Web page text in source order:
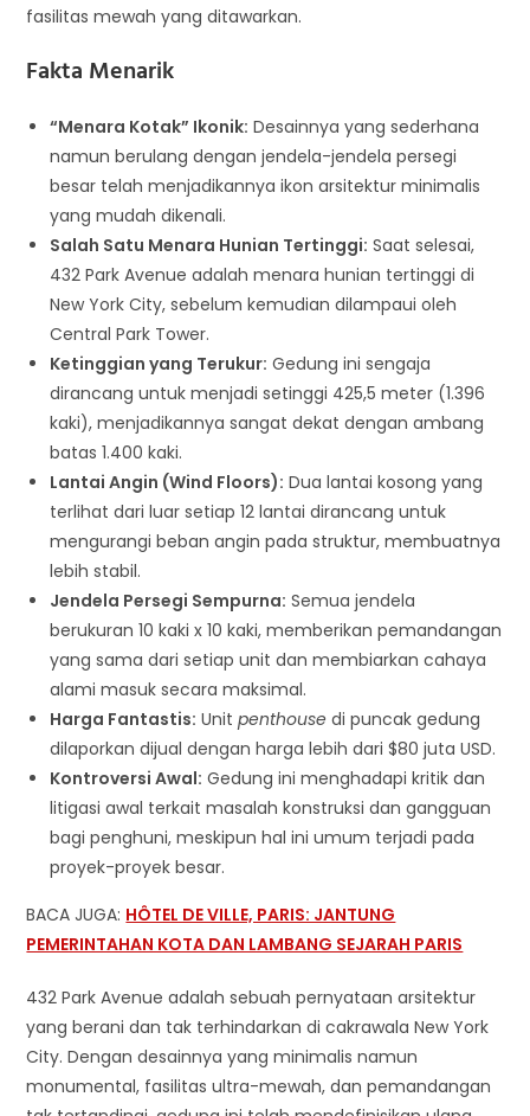
fasilitas mewah yang ditawarkan.
Fakta Menarik
“Menara Kotak” Ikonik: Desainnya yang sederhana
namun berulang dengan jendela-jendela persegi
besar telah menjadikannya ikon arsitektur minimalis
yang mudah dikenali.
Salah Satu Menara Hunian Tertinggi: Saat selesai,
432 Park Avenue adalah menara hunian tertinggi di
New York City, sebelum kemudian dilampaui oleh
Central Park Tower.
Ketinggian yang Terukur: Gedung ini sengaja
dirancang untuk menjadi setinggi 425,5 meter (1.396
kaki), menjadikannya sangat dekat dengan ambang
batas 1.400 kaki.
Lantai Angin (Wind Floors): Dua lantai kosong yang
terlihat dari luar setiap 12 lantai dirancang untuk
mengurangi beban angin pada struktur, membuatnya
lebih stabil.
Jendela Persegi Sempurna: Semua jendela
berukuran 10 kaki x 10 kaki, memberikan pemandangan
yang sama dari setiap unit dan membiarkan cahaya
alami masuk secara maksimal.
Harga Fantastis: Unitpenthouse di puncak gedung
dilaporkan dijual dengan harga lebih dari $80 juta USD.
Kontroversi Awal: Gedung ini menghadapi kritik dan
litigasi awal terkait masalah konstruksi dan gangguan
bagi penghuni, meskipun hal ini umum terjadi pada
proyek-proyek besar.
BACA JUGA: HÔTEL DE VILLE, PARIS: JANTUNG
PEMERINTAHAN KOTA DAN LAMBANG SEJARAH PARIS
432 Park Avenue adalah sebuah pernyataan arsitektur
yang berani dan tak terhindarkan di cakrawala New York
City. Dengan desainnya yang minimalis namun
monumental, fasilitas ultra-mewah, dan pemandangan